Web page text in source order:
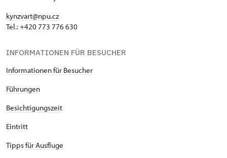
kynzvart@npu.cz
Tel.: +420 773 776 630
INFORMATIONEN FÜR BESUCHER
Informationen für Besucher
Führungen
Besichtigungszeit
Eintritt
Tipps für Ausfluge